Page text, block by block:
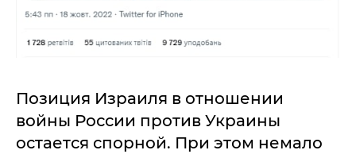
Позиция Израиля в отношении
войны России против Украины
остается спорной. При этом немало